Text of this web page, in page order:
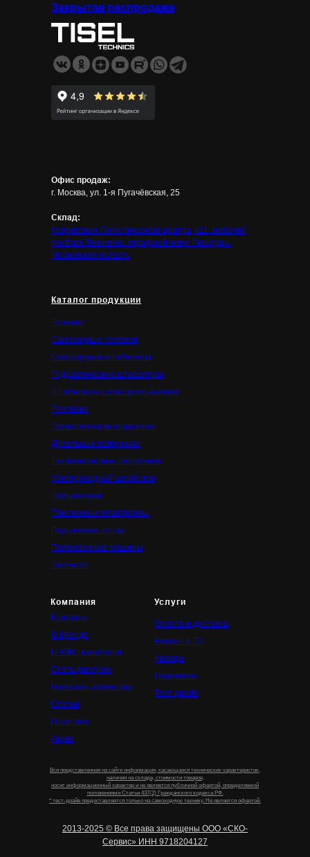
Закрытая распродажа
Каталог продукции
Тележки
Самоходные тележки
Самоходные штабелёры
Гидравлические штабелёры
Штабелеры с электроподъёмом
Ричтраки
Электрические погрузчики
Дизельные погрузчики
Газ-бензиновые погрузчики
Узкопроходный штабелер
Подъемники
Такелажные платформы
Подъемные столы
Поломоечные машины
Запчасти
Компания
Контакты
О бренде
Li-ION технологии
Стать дилером
Написать директору
Статьи
Политика
Акции
Офис продаж:
г. Москва, ул. 1-я Пугачёвская, 25
Склад:
территория Логистического центра, к21, рабочий
посёлок Томилино, городской округ Люберцы,
Московская область
Услуги
Оплата и доставка
Ремонт и ТО
Аренда
Перевозка
Тест-драйв
2013-2025 © Все права защищены ООО «СКО-
Сервис» ИНН 9718204127
Вся представленная на сайте информация, касающаяся технических характеристик,
наличия на складе, стоимости товаров,
носит информационный характер и не является публичной офертой, определяемой
положениями Статьи 437(2) Гражданского кодекса РФ.
* тест-драйв предоставляется только на самоходную технику. Не является офертой.